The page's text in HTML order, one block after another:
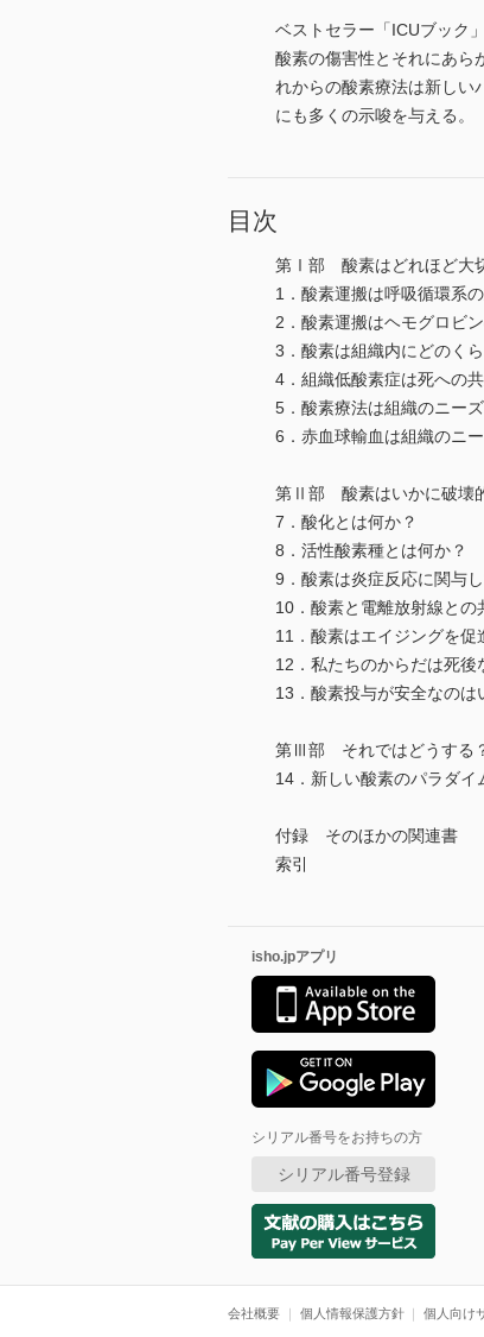
ベストセラー「ICUブック
酸素の傷害性とそれにあら
れからの酸素療法は新しい
にも多くの示唆を与える。
目次
第Ⅰ部 酸素はどれほど大
1．酸素運搬は呼吸循環系
2．酸素運搬はヘモグロビ
3．酸素は組織内にどのく
4．組織低酸素症は死への
5．酸素療法は組織のニー
6．赤血球輸血は組織のニ
第Ⅱ部 酸素はいかに破壊
7．酸化とは何か？
8．活性酸素種とは何か？
9．酸素は炎症反応に関与
10．酸素と電離放射線との
11．酸素はエイジングを促
12．私たちのからだは死後
13．酸素投与が安全なのは
第Ⅲ部 それではどうする
14．新しい酸素のパラダイ
付録 そのほかの関連書
索引
isho.jpアプリ
シリアル番号をお持ちの方
シリアル番号登録
会社概要 個人情報保護方針 個人向け